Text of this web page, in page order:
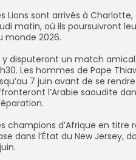
Lions sont arrivés à
matin, où ils poursuivront
monde 2026.
y disputeront un match
Les hommes de Pape
7 juin avant de se
l’Arabie saoudite
champions d’Afrique en
dans l’État du New Jersey,